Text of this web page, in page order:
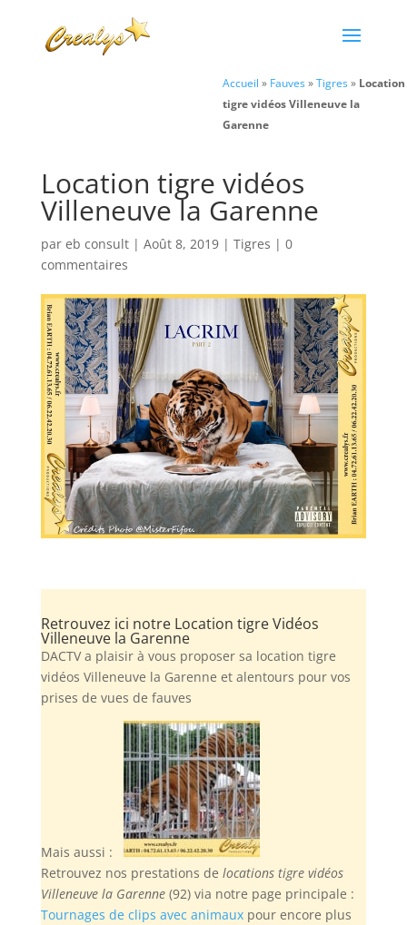
Accueil » Fauves»Tigres» Location
tigre vidéos Villeneuve la
Garenne
Location tigre vidéos
Villeneuve la Garenne
par eb consult| Août 8, 2019| Tigres | 0
commentaires
Retrouvez ici notre Location tigre Vidéos
Villeneuve la Garenne
DACTV a plaisir à vous proposer sa location tigre
vidéos Villeneuve la Garenne et alentours pour vos
prises de vues de fauves
Mais aussi :
Retrouvez nos prestations de locations tigre vidéos
Villeneuve la Garenne(92) via notre page principale :
Tournages de clips avec animauxpour encore plus